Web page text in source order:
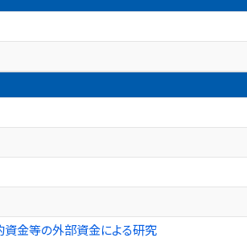
金等の外部資金による研究